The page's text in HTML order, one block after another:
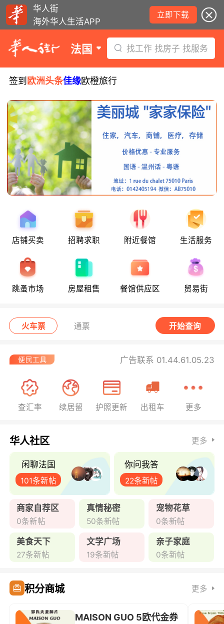
华人街
海外华人生活APP
立即下载
法国 找工作 找房子 找服务
签到 欧洲头条佳缘欧橙旅行
店铺买卖 招聘求职 附近餐馆 生活服务
跳蚤市场 房屋租售 餐馆供应区 贸易街
火车票 通票 开始查询
广告联系 01.44.61.05.23
查汇率 续居留 护照更新 出租车 更多
华人社区 更多
闲聊法国
101条新帖
你问我答
22条新帖
商家自荐区
0条新帖
真情秘密
50条新帖
宠物花草
0条新帖
美食天下
27条新帖
文学广场
19条新帖
亲子家庭
0条新帖
积分商城 更多
MAISON GUO 5欧代金券